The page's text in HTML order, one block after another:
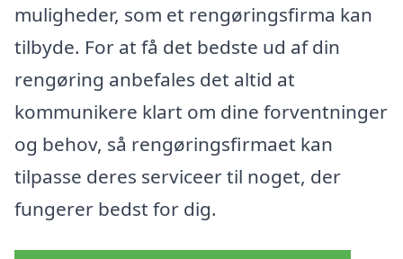
muligheder, som et rengøringsfirma kan
tilbyde. For at få det bedste ud af din
rengøring anbefales det altid at
kommunikere klart om dine forventninger
og behov, så rengøringsfirmaet kan
tilpasse deres serviceer til noget, der
fungerer bedst for dig.